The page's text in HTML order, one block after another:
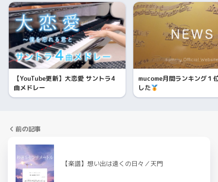
【YouTube更新】大恋愛 サントラ4
曲メドレー
mucome月間ランキング１
した
前の記事
【楽譜】想い出は遠くの日々／天門